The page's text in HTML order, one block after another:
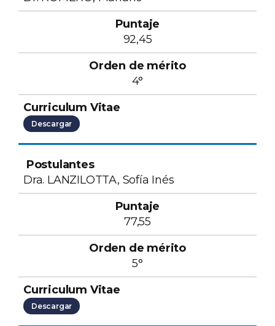
92,45
4°
Descargar
Dra. LANZILOTTA, Sofía Inés
77,55
5°
Descargar